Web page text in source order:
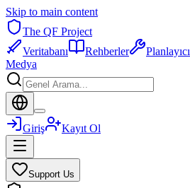
Skip to main content
The QF Project
Veritabanı
Rehberler Planlayıcı
Medya
Giriş Kayıt Ol
Support Us